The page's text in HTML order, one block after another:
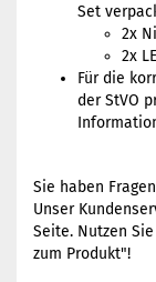
Set
2x
2x
Für die
der StVO
Sie haben
Unser
Seite. Nutzen
zum Produkt"!